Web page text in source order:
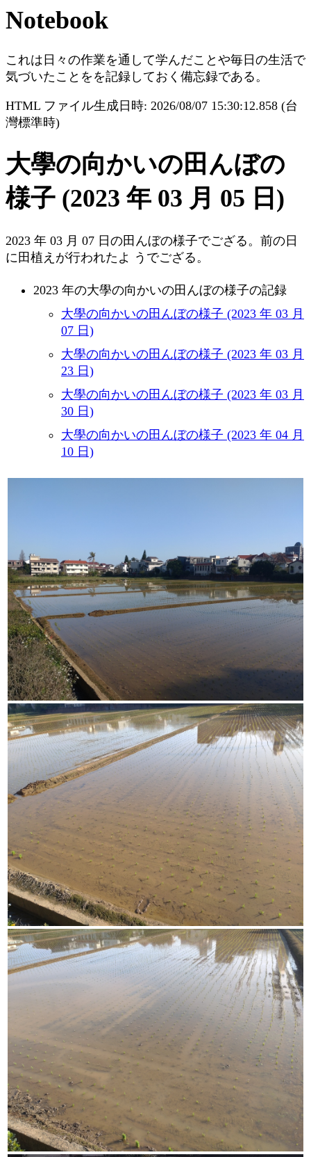
Notebook
これは日々の作業を通して学んだことや毎日の生活で
気づいたことをを記録しておく備忘録である。
HTML ファイル生成日時: 2026/08/07 15:30:12.858 (台
灣標準時)
大學の向かいの田んぼの
様子 (2023 年 03 月 05 日)
2023 年 03 月 07 日の田んぼの様子でござる。前の日
に田植えが行われたよ うでござる。
2023 年の大學の向かいの田んぼの様子の記録
大學の向かいの田んぼの様子 (2023 年 03 月
07 日)
大學の向かいの田んぼの様子 (2023 年 03 月
23 日)
大學の向かいの田んぼの様子 (2023 年 03 月
30 日)
大學の向かいの田んぼの様子 (2023 年 04 月
10 日)